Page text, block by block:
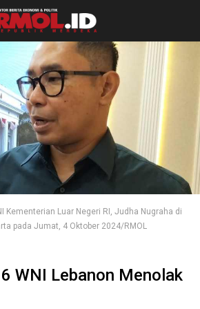
Kementerian Luar Negeri RI, Judha Nugraha di
pada Jumat, 4 Oktober 2024/RMOL
WNI Lebanon Menolak